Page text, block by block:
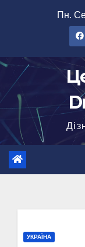
Пн.
УКРАЇНА